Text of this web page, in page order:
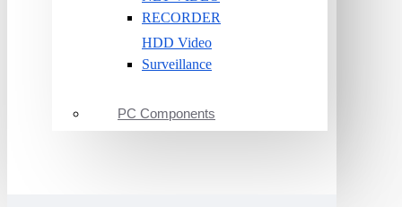
RECORDER
HDD Video
Surveillance
PC Components